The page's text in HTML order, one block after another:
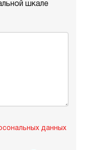
шкале
данных